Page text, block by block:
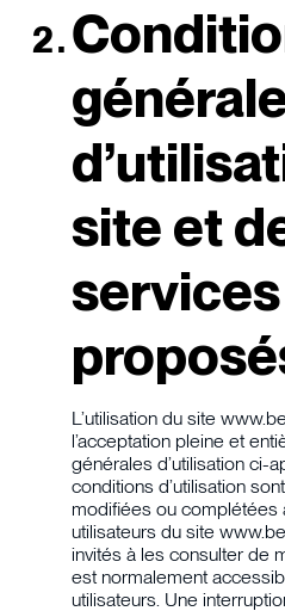
site et
services
L’utilisation du site
l’acceptation pleine et
générales d’utilisation ci-
conditions d’utilisation
modifiées ou complétées
utilisateurs du site
invités à les consulter de
est normalement
utilisateurs. Une